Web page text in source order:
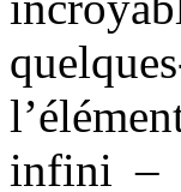
infini –